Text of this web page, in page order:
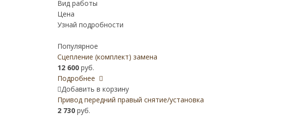
Вид работы
Цена
Узнай подробности
Популярное
Сцепление (комплект) замена
12 600 руб.
Подробнее
Добавить в корзину
Привод передний правый снятие/установка
2 730 руб.